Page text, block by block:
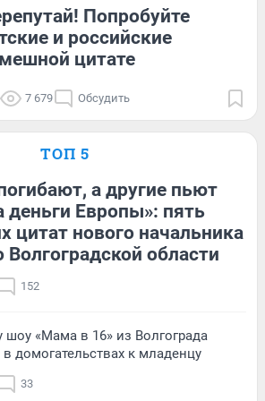
Попробуйте
и российские
цитате
7 679 Обсудить
ТОП 5
а другие пьют
деньги Европы»: пять
цитат нового начальника
области
152
шоу «Мама в 16» из Волгограда
домогательствах к младенцу
33